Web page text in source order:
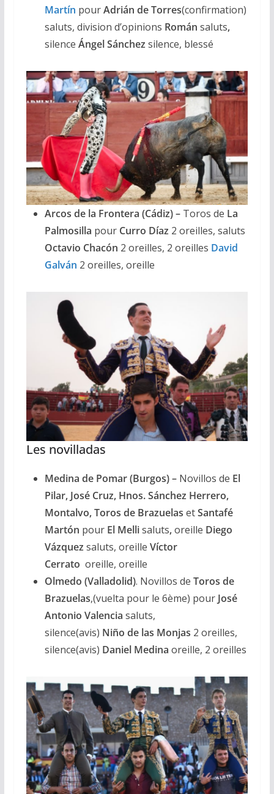
Martín pourAdrián de Torres(confirmation)
saluts, division d’opinions Román saluts,
silence Ángel Sánchez silence, blessé
Arcos de la Frontera (Cádiz) – Toros de La
Palmosilla pourCurro Díaz 2 oreilles, saluts
Octavio Chacón 2 oreilles, 2 oreilles David
Galván 2 oreilles, oreille
Les novilladas
Medina de Pomar (Burgos) – Novillos de El
Pilar, José Cruz, Hnos. Sánchez Herrero,
Montalvo, Toros de Brazuelas etSantafé
Martón pourEl Mellisaluts,oreille Diego
Vázquez saluts, oreille Víctor
Cerrato oreille, oreille
Olmedo (Valladolid). Novillos de Toros de
Brazuelas,(vuelta pour le 6ème) pour José
Antonio Valencia saluts,
silence(avis) Niño de las Monjas 2 oreilles,
silence(avis) Daniel Medina oreille, 2 oreilles